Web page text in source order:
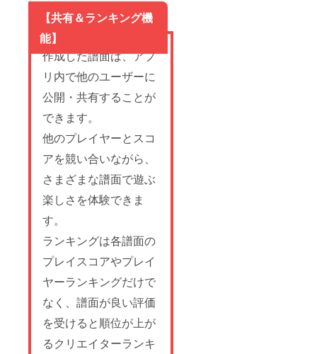
【共有＆ランキング機
能】
作成した譜面は、アプ
リ内で他のユーザーに
公開・共有することが
できます。
他のプレイヤーとスコ
アを競い合いながら、
さまざまな譜面で遊ぶ
楽しさを体験できま
す。
ランキングは各譜面の
プレイスコアやプレイ
ヤーランキングだけで
なく、譜面が良い評価
を受けると順位が上が
るクリエイターランキ